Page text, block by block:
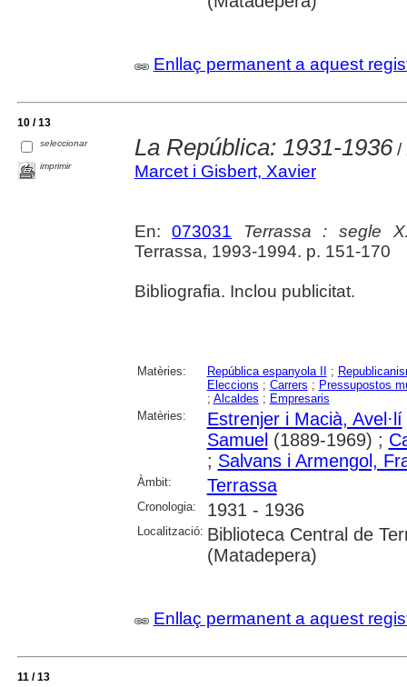
Enllaç permanent a aquest
10 / 13
seleccionar
imprimir
La República: 1931-1936/
Marcet i Gisbert, Xavier
En:073031
Terrassa : segle
Terrassa, 1993-1994. p. 151-170
Bibliografia. Inclou publicitat.
Matèries: República espanyola II ;
Eleccions ; Carrers ; Pressupostos
; Alcaldes ; Empresaris
Matèries:
Estrenjer i Macià, Avel·lí
Samuel (1889-1969) ;
; Salvans i Armengol,
Àmbit: Terrassa
Cronologia: 1931 - 1936
Localització: Biblioteca Central de
(Matadepera)
Enllaç permanent a aquest
11 / 13